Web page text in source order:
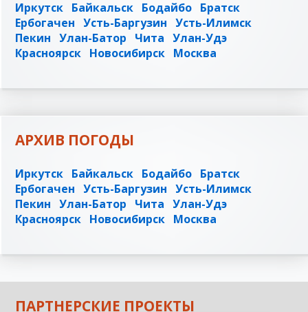
Иркутск Байкальск Бодайбо Братск
Ербогачен Усть-Баргузин Усть-Илимск
Пекин Улан-Батор Чита Улан-Удэ
Красноярск Новосибирск Москва
АРХИВ ПОГОДЫ
Иркутск Байкальск Бодайбо Братск
Ербогачен Усть-Баргузин Усть-Илимск
Пекин Улан-Батор Чита Улан-Удэ
Красноярск Новосибирск Москва
ПАРТНЕРСКИЕ ПРОЕКТЫ